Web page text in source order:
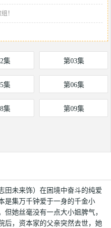
！
集 第03集
集 第06集
集 第09集
未来饰）在困境中奋斗的纯爱
是集万千钟爱于一身的千金小
她丝毫没有一点大小姐脾气，
后，资本家的父亲突然去世，她